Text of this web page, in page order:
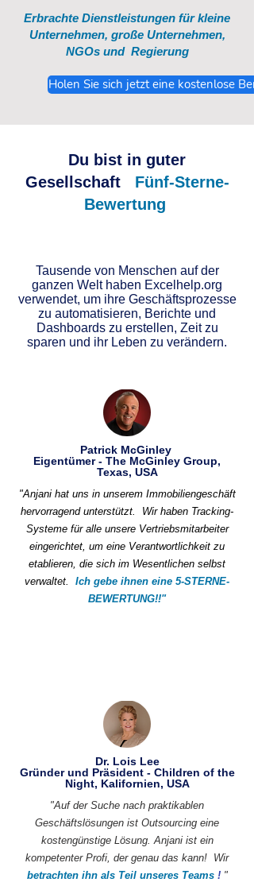
Erbrachte Dienstleistungen für kleine
Unternehmen, große Unternehmen,
NGOs und Regierung
Holen Sie sich jetzt eine kostenlose
Du bist in guter
Gesellschaft
Fünf-Sterne-
Bewertung
Tausende von Menschen auf der
ganzen Welt haben Excelhelp.org
verwendet, um ihre Geschäftsprozesse
zu automatisieren, Berichte und
Dashboards zu erstellen, Zeit zu
sparen und ihr Leben zu verändern.
Patrick McGinley
Eigentümer - The McGinley Group,
Texas, USA
"Anjani hat uns in unserem Immobiliengeschäft
hervorragend unterstützt.
Wir haben Tracking-
Systeme für alle unsere Vertriebsmitarbeiter
eingerichtet, um eine Verantwortlichkeit zu
etablieren, die sich im Wesentlichen selbst
verwaltet.
Ich gebe ihnen eine 5-STERNE-
BEWERTUNG!!"
Dr. Lois Lee
Gründer und Präsident - Children of the
Night, Kalifornien, USA
"Auf der Suche nach praktikablen
Geschäftslösungen ist Outsourcing eine
kostengünstige Lösung. Anjani ist ein
kompetenter Profi, der genau das kann! Wir
betrachten ihn als Teil unseres Teams ! "